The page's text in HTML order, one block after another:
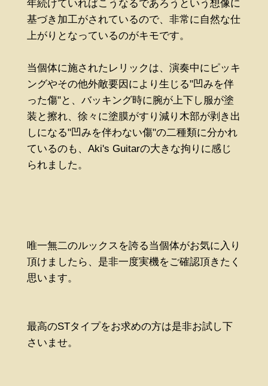
年続けていればこうなるであろうという想像に
基づき加工がされているので、非常に自然な仕
上がりとなっているのがキモです。
当個体に施されたレリックは、演奏中にピッキ
ングやその他外敵要因により生じる"凹みを伴
った傷"と、バッキング時に腕が上下し服が塗
装と擦れ、徐々に塗膜がすり減り木部が剥き出
しになる"凹みを伴わない傷"の二種類に分かれ
ているのも、Aki's Guitarの大きな拘りに感じ
られました。
唯一無二のルックスを誇る当個体がお気に入り
頂けましたら、是非一度実機をご確認頂きたく
思います。
最高のSTタイプをお求めの方は是非お試し下
さいませ。